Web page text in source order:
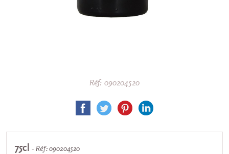
Réf: 090204520
75cl - Réf: 090204520